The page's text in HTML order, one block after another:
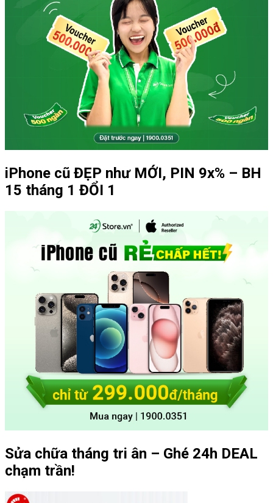
iPhone cũ ĐẸP như MỚI, PIN 9x% – BH
15 tháng 1 ĐỔI 1
Sửa chữa tháng tri ân – Ghé 24h DEAL
chạm trần!